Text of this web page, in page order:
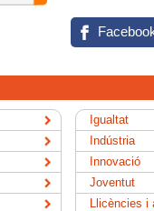
Igualtat
Indústria
Innovació
Joventut
Llicències